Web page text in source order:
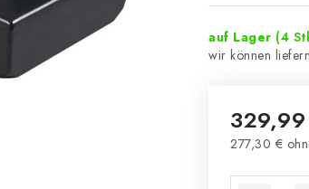
auf Lager (4
277,30 €